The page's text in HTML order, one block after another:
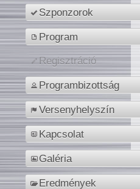
Szponzorok
Program
Regisztráció
Programbizottság
Versenyhelyszín
Kapcsolat
Galéria
Eredmények